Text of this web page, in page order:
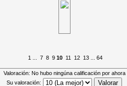
1 7 8 9 10 11 12 13... 64
Valoración: No hubo ningúna calificación por ahora
Su valoración: